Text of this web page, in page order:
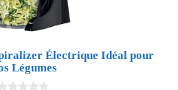
Électrique Idéal pour
Légumes